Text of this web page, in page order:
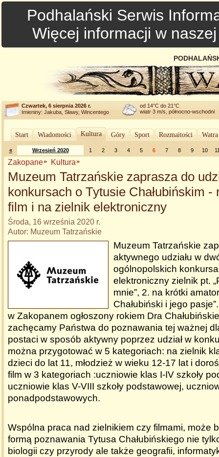
Podhalański Serwis
Więcej informacji w
Czwartek, 6 sierpnia 2026 r.
Imieniny: Jakuba, Sławy, Wincentego
od 14°C do 21°C
wiatr 3 m/s, północno-wschodni
Start Wiadomości Kultura Góry Sport Rozmaitości
« Wrzesień 2020 1 2 3 4 5 6 7 8 9 10
Zakopane Kultura
Muzeum Tatrzańskie zaprasza do
konkursach o Tytusie Chałubińskim -
film i na zielnik elektroniczny
Środa, 16 września 2020 r.
Autor: Muzeum Tatrzańskie
Muzeum Tatrzańskie
aktywnego udziału w
ogólnopolskich
elektroniczny zielnik pt.
mnie”, 2. na krótki
Chałubiński i jego
w Zakopanem ogłoszony rokiem Dra
zachęcamy Państwa do poznawania tej ważnej
postaci w sposób aktywny poprzez udział w
można przygotować w 5 kategoriach: na zielnik
dzieci do lat 11, młodzież w wieku 12-17 lat i
film w 3 kategoriach :uczniowie klas I-IV szkoły
uczniowie klas V-VIII szkoły podstawowej,
ponadpodstawowych.
Wspólna praca nad zielnikiem czy filmami, może
formą poznawania Tytusa Chałubińskiego nie
biologii czy przyrody ale także geografii,